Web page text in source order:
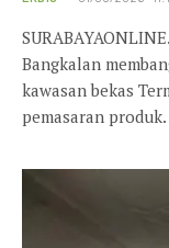
Bangkalan
kawasan bekas
pemasaran